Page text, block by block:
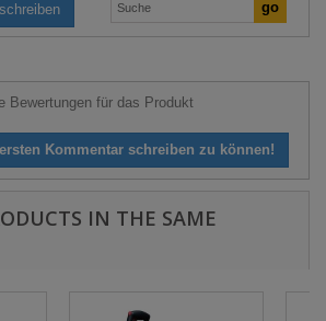
Bewertungen für das Produkt
Kommentar schreiben zu können!
IN THE SAME